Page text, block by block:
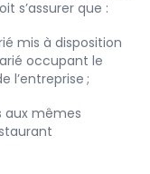
s’assurer que :
mis à disposition
occupant le
l’entreprise ;
aux mêmes